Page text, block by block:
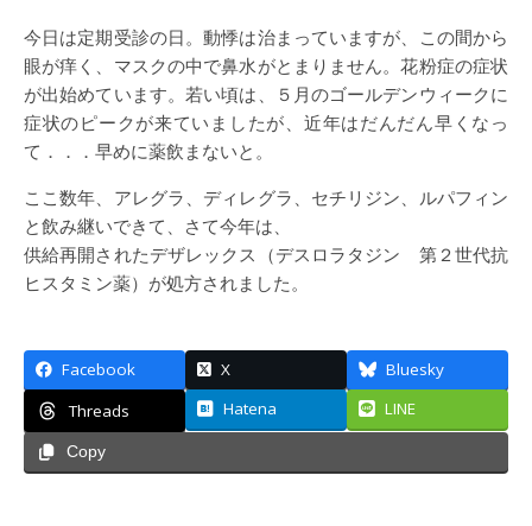
今日は定期受診の日。動悸は治まっていますが、この間から
眼が痒く、マスクの中で鼻水がとまりません。花粉症の症状
が出始めています。若い頃は、５月のゴールデンウィークに
症状のピークが来ていましたが、近年はだんだん早くなっ
て．．．早めに薬飲まないと。
ここ数年、アレグラ、ディレグラ、セチリジン、ルパフィン
と飲み継いできて、さて今年は、
供給再開されたデザレックス（デスロラタジン 第２世代抗
ヒスタミン薬）が処方されました。
Facebook X
Bluesky
Threads
Hatena LINE
Copy